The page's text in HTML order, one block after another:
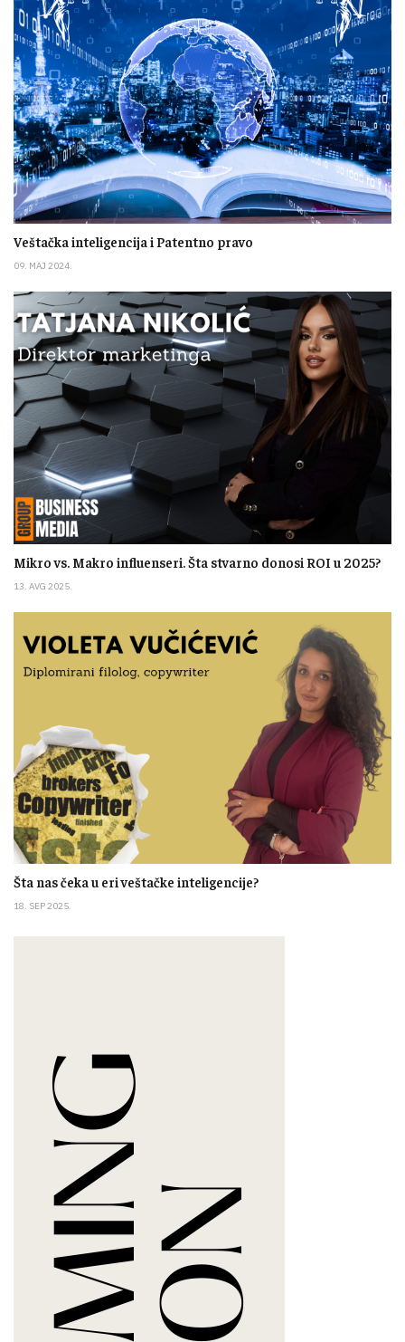
Veštačka inteligencija i Patentno pravo
09. MAJ 2024.
Mikro vs. Makro influenseri. Šta stvarno donosi ROI u 2025?
13. AVG 2025.
Šta nas čeka u eri veštačke inteligencije?
18. SEP 2025.